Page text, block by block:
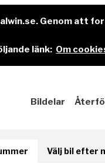
Genom att
länk: Om
Bildelar
Välj bil efter